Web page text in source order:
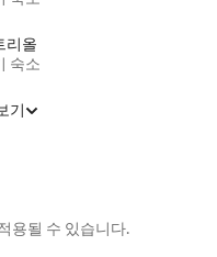
리올
숙소
기
용될 수 있습니다.